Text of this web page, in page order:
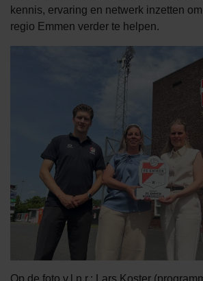
kennis, ervaring en netwerk inzetten
regio Emmen verder te helpen.